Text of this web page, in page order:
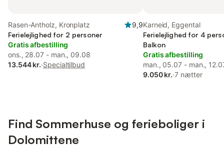
Rasen-Antholz, Kronplatz
9,9
Ferielejlighed for 2 personer
Gratis afbestilling
ons., 28.07 - man., 09.08
13.544 kr.·Specialtilbud
Karneid, Eggental
Ferielejlighed for 4
Balkon
Gratis afbestilling
man., 05.07 - man.,
9.050 kr.·7 nætter
Find Sommerhuse og ferieboliger i
Dolomittene